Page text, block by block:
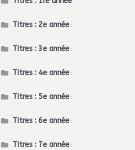
Titres : 2e année
Titres : 3e année
Titres : 4e année
Titres : 5e année
Titres : 6e année
Titres : 7e année